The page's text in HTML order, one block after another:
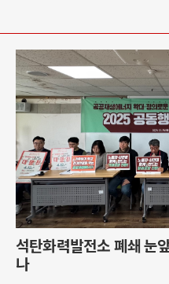
석탄화력발전소 폐쇄 눈
나